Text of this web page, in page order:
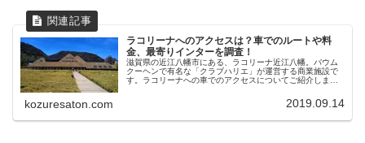
ラコリーナへのアクセスは？車でのルートや料
金、最寄りインターを調査！
滋賀県の近江八幡市にある、ラコリーナ近江八幡。バウム
クーヘンで有名な「クラブハリエ」が運営する商業施設で
す。ラコリーナへの車でのアクセスについてご紹介しま
kozuresaton.com 2019.09.14